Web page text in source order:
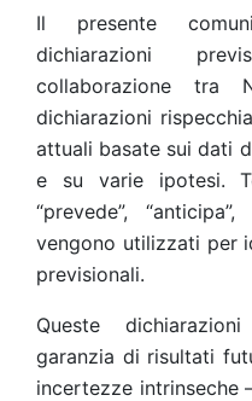
Il presente
dichiarazioni
collaborazione tra
dichiarazioni
attuali basate sui dati
e su varie ipotesi.
“prevede”,
vengono utilizzati per
previsionali.
Queste
garanzia di risultati
incertezze intrinseche